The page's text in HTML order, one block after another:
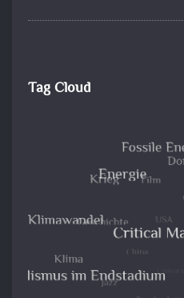
Tag Cloud